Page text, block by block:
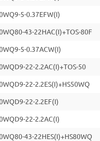
5-0.37EFW(I)
43-22HAC(I)+TOS-80F
5-0.37ACW(I)
22-2.2AC(I)+TOS-50
22-2.2ES(I)+HS50WQ
22-2.2EF(I)
22-2.2AC(I)
43-22HES(I)+HS80WQ